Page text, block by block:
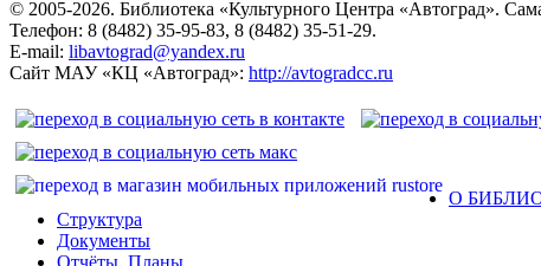
© 2005-2026. Библиотека «Культурного Центра «Автоград».
Телефон: 8 (8482) 35-95-83, 8 (8482) 35-51-29.
E-mail: libavtograd@yandex.ru
Сайт МАУ «КЦ «Автоград»: http://avtogradcc.ru
О
Структура
Документы
Отчёты. Планы